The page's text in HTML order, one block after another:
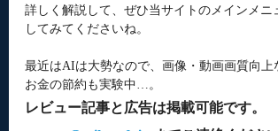
詳しく解説して、ぜひ当サイトのメインメニ
してみてくださいね。
最近はAIは大勢なので、画像・動画画質向上
お金の節約も実験中…。
レビュー記事と広告は掲載可能です。